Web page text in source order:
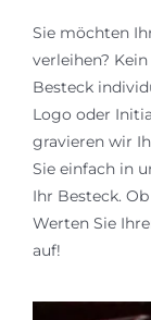
Sie möchten
verleihen?
Besteck
Logo oder
gravieren wir
Sie einfach in
Ihr Besteck.
Werten Sie
auf!